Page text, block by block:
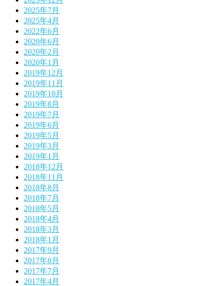
2025年7月
2025年4月
2022年6月
2020年6月
2020年2月
2020年1月
2019年12月
2019年11月
2019年10月
2019年8月
2019年7月
2019年6月
2019年5月
2019年3月
2019年1月
2018年12月
2018年11月
2018年8月
2018年7月
2018年5月
2018年4月
2018年3月
2018年1月
2017年9月
2017年8月
2017年7月
2017年4月